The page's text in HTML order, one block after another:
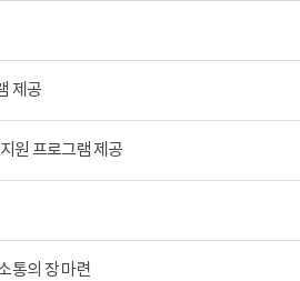
제공
원 프로그램 제공
통의 장 마련